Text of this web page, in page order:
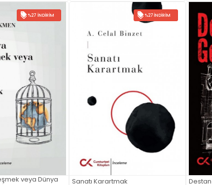
%27 İNDIRIM
veya Dünya
%27 İNDIRIM
Sanatı Karartmak